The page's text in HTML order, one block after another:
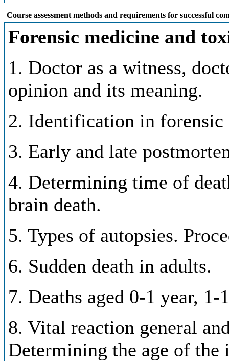
Course assessment methods and requirements for successful
Forensic medicine and
1. Doctor as a witness,
opinion and its meaning.
2. Identification in forensic
3. Early and late
4. Determining time of
brain death.
5. Types of autopsies.
6. Sudden death in adults.
7. Deaths aged 0-1 year,
8. Vital reaction general
Determining the age of the